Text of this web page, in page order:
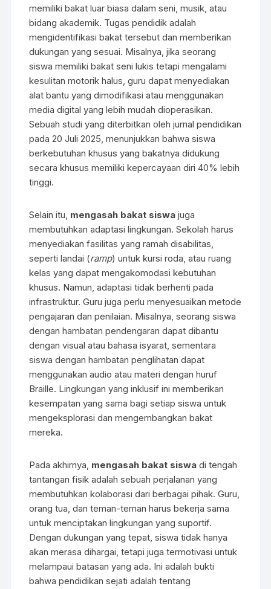
memiliki bakat luar biasa dalam seni, musik, atau
bidang akademik. Tugas pendidik adalah
mengidentifikasi bakat tersebut dan memberikan
dukungan yang sesuai. Misalnya, jika seorang
siswa memiliki bakat seni lukis tetapi mengalami
kesulitan motorik halus, guru dapat menyediakan
alat bantu yang dimodifikasi atau menggunakan
media digital yang lebih mudah dioperasikan.
Sebuah studi yang diterbitkan oleh jurnal pendidikan
pada 20 Juli 2025, menunjukkan bahwa siswa
berkebutuhan khusus yang bakatnya didukung
secara khusus memiliki kepercayaan diri 40% lebih
tinggi.
Selain itu, mengasah bakat siswa juga
membutuhkan adaptasi lingkungan. Sekolah harus
menyediakan fasilitas yang ramah disabilitas,
seperti landai (ramp) untuk kursi roda, atau ruang
kelas yang dapat mengakomodasi kebutuhan
khusus. Namun, adaptasi tidak berhenti pada
infrastruktur. Guru juga perlu menyesuaikan metode
pengajaran dan penilaian. Misalnya, seorang siswa
dengan hambatan pendengaran dapat dibantu
dengan visual atau bahasa isyarat, sementara
siswa dengan hambatan penglihatan dapat
menggunakan audio atau materi dengan huruf
Braille. Lingkungan yang inklusif ini memberikan
kesempatan yang sama bagi setiap siswa untuk
mengeksplorasi dan mengembangkan bakat
mereka.
Pada akhirnya, mengasah bakat siswa di tengah
tantangan fisik adalah sebuah perjalanan yang
membutuhkan kolaborasi dari berbagai pihak. Guru,
orang tua, dan teman-teman harus bekerja sama
untuk menciptakan lingkungan yang suportif.
Dengan dukungan yang tepat, siswa tidak hanya
akan merasa dihargai, tetapi juga termotivasi untuk
melampaui batasan yang ada. Ini adalah bukti
bahwa pendidikan sejati adalah tentang